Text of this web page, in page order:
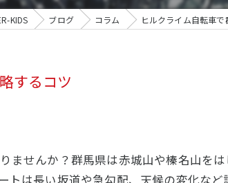
KIDS ブログ コラム ヒルクライム自転車
するコツ
せんか？群馬県は赤城山や榛名山を
は長い坂道や急勾配、天候の変化など